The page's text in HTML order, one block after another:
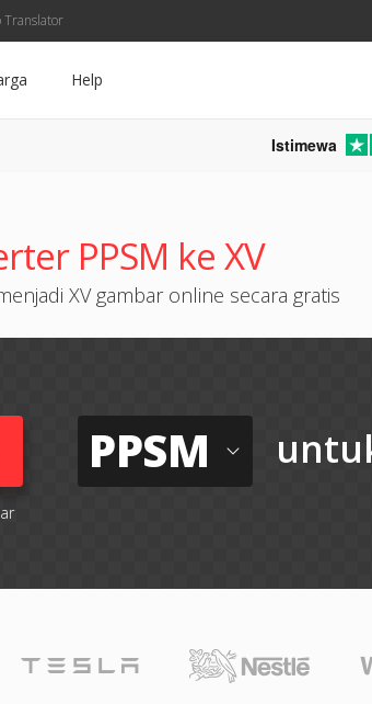
Translator
Help
Istimewa
PPSM ke XV
XV gambar online secara gratis
PPSM